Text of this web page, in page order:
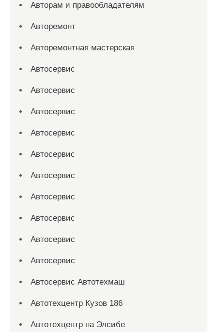
Авторам и правообладателям
Авторемонт
Авторемонтная мастерская
Автосервис
Автосервис
Автосервис
Автосервис
Автосервис
Автосервис
Автосервис
Автосервис
Автосервис
Автосервис
Автосервис Автотехмаш
Автотехцентр Кузов 186
Автотехцентр на Элсибе